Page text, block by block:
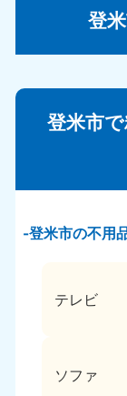
登
登米市
登米市の不用
テレビ
ソファ